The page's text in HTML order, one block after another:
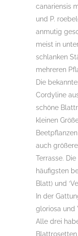
canariensis
und P.
anmutig
meist in
schlanken
mehreren
Die
Cordyline
schöne
kleinen
auch
Terrasse.
häufigsten
Blatt) und
In der
gloriosa und
Alle drei